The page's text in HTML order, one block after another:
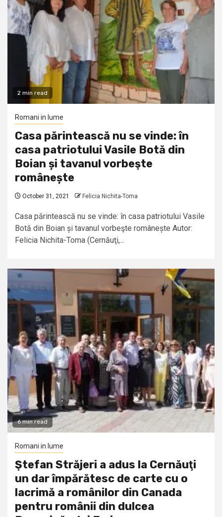
2 min read
Romani in lume
Casa părintească nu se vinde: în
casa patriotului Vasile Botă din
Boian și tavanul vorbeşte
românește
October 31, 2021 Felicia Nichita-Toma
Casa părintească nu se vinde: în casa patriotului Vasile
Botă din Boian și tavanul vorbeşte românește Autor:
Felicia Nichita-Toma (Cernăuţi,...
6 min read
Romani in lume
Ştefan Străjeri a adus la Cernăuţi
un dar împărătesc de carte cu o
lacrimă a românilor din Canada
pentru românii din dulcea